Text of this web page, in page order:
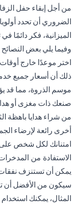
من أجل إبقاء حفل
الضروري أن تحدد
الميزانية، فكر دائمًا
وفيما يلي بعض النصائح
اختر موعدًا خارج
ذلك أن أسعار جميع
موسم الذروة، مما قد
صنعك ذات مغزى أو
من شراء هدايا باهظة
أخرى رائعة لإرضاء
امتنانك لكل شخص
الاستفادة من
يمكن أن تستنزف
سيكون من الأفضل أن
المثال، يمكنك